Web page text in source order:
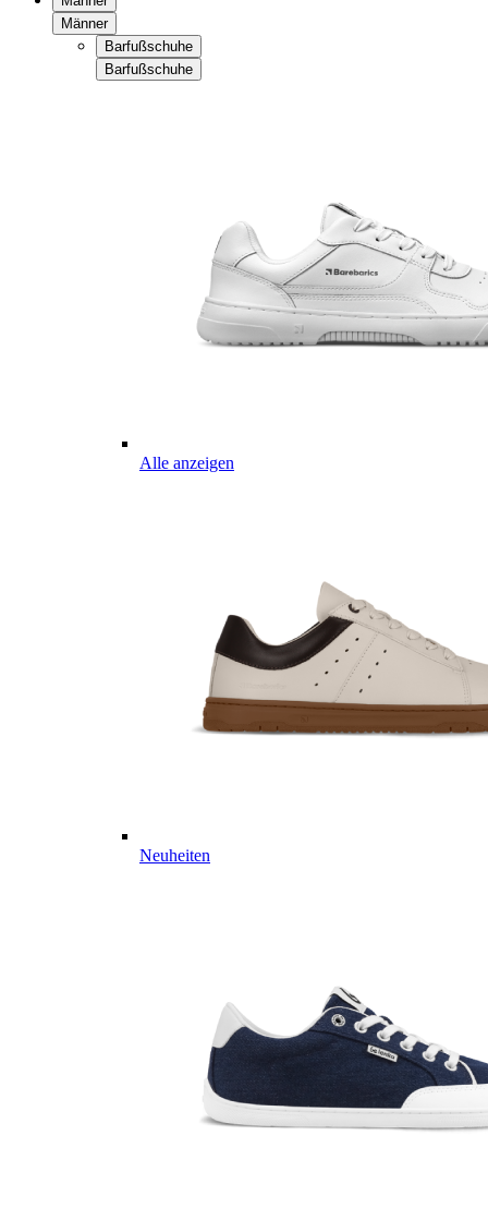
Männer
Barfußschuhe
Barfußschuhe
Alle anzeigen
Neuheiten